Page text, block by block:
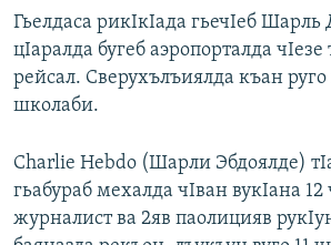
Гьелдаса рикIкIада гьечIеб Шарль
цIаралда бугеб аэропорталда чIезе
рейсал. Сверухълъиялда къан
школаби.
Charlie Hebdo (Шарли Эбдоялде)
гьабураб мехалда чIван вукIана 12
журналист ва 2яв паолицияв